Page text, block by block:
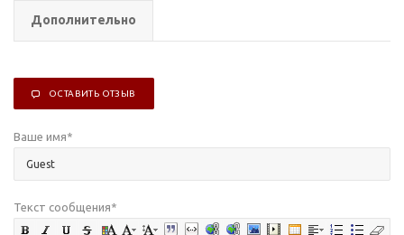
Дополнительно
ОСТАВИТЬ ОТЗЫВ
Ваше имя*
Текст сообщения*